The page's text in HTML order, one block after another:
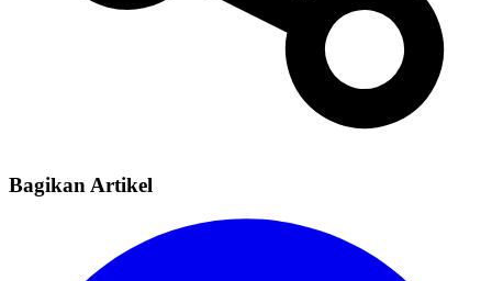
Bagikan Artikel